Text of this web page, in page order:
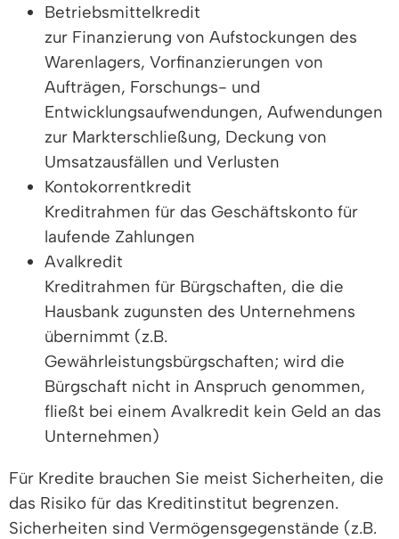
Betriebsmittelkredit
zur Finanzierung von Aufstockungen des
Warenlagers, Vorfinanzierungen von
Aufträgen, Forschungs- und
Entwicklungsaufwendungen, Aufwendungen
zur Markterschließung, Deckung von
Umsatzausfällen und Verlusten
Kontokorrentkredit
Kreditrahmen für das Geschäftskonto für
laufende Zahlungen
Avalkredit
Kreditrahmen für Bürgschaften, die die
Hausbank zugunsten des Unternehmens
übernimmt (z.B.
Gewährleistungsbürgschaften; wird die
Bürgschaft nicht in Anspruch genommen,
fließt bei einem Avalkredit kein Geld an das
Unternehmen)
Für Kredite brauchen Sie meist Sicherheiten, die
das Risiko für das Kreditinstitut begrenzen.
Sicherheiten sind Vermögensgegenstände (z.B.